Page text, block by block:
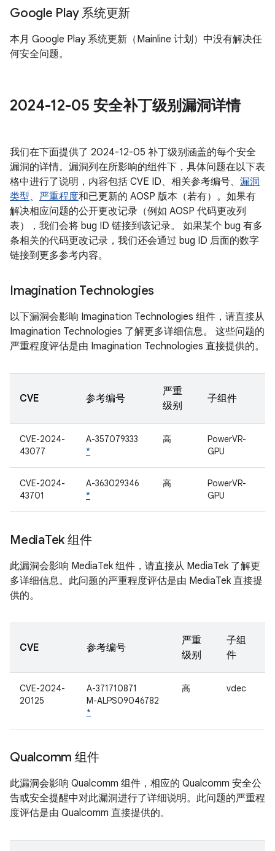
Google Play 系统更新
本月 Google Play 系统更新（Mainline 计划）中没有解决任
何安全问题。
2024-12-05 安全补丁级别漏洞详情
我们在下面提供了 2024-12-05 补丁级别涵盖的每个安全
漏洞的详情。漏洞列在所影响的组件下，具体问题在以下表
格中进行了说明，内容包括 CVE ID、相关参考编号、 漏洞
类型、 严重程度和已更新的 AOSP 版本（若有）。如果有
解决相应问题的公开更改记录（例如 AOSP 代码更改列
表），我们会将 bug ID 链接到该记录。 如果某个 bug 有多
条相关的代码更改记录，我们还会通过 bug ID 后面的数字
链接到更多参考内容。
Imagination Technologies
以下漏洞会影响 Imagination Technologies 组件，请直接从
Imagination Technologies 了解更多详细信息。 这些问题的
严重程度评估是由 Imagination Technologies 直接提供的。
CVE 参考编号
严重
级别
子组件
CVE-2024-
43077
A-357079333
*
高
PowerVR-
GPU
CVE-2024-
43701
A-363029346
*
高
PowerVR-
GPU
MediaTek 组件
此漏洞会影响 MediaTek 组件，请直接从 MediaTek 了解更
多详细信息。此问题的严重程度评估是由 MediaTek 直接提
供的。
CVE 参考编号
严重
级别
子组
件
CVE-2024-
20125
A-371710871
M-ALPS09046782
*
高 vdec
Qualcomm 组件
此漏洞会影响 Qualcomm 组件，相应的 Qualcomm 安全公
告或安全提醒中对此漏洞进行了详细说明。此问题的严重程
度评估是由 Qualcomm 直接提供的。